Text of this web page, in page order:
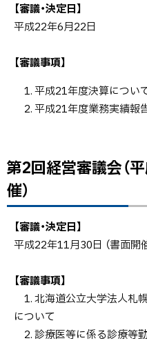
【審議・決定日】
平成22年6月22日
【審議事項】
平成21年度決算につい
平成21年度業務実績報
ト
ッ
プ
に
戻
る
第2回経営審議会（
催）
【審議・決定日】
平成22年11月30日 （書面開
【審議事項】
1. 北海道公立大学法人札
について
2. 診療医等に係る診療等